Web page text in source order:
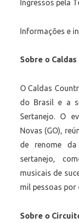
Ingressos pela
Informações e
Sobre o
O Caldas
do Brasil e a
Sertanejo. O
Novas (GO),
de renome
sertanejo,
musicais de
mil pessoas por
Sobre o